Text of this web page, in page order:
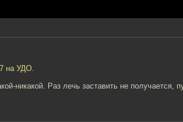
на УДО.
никакой. Раз лечь заставить не получается,